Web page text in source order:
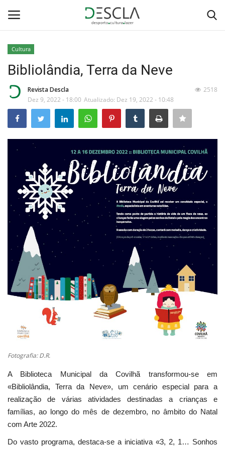
Home
...by Descla
Desporto
Contactos
Sobre Nós
Educação
Estatuto Editorial
Saúde
Ficha técnica
Ambiente
Cultura
Bibliolândia, Terra da Neve
Revista Descla
Dez 9, 2022 - 18:00 Atualizado: Dez 19, 2022 - 10:48
2518
Fotografia: D.R.
A Biblioteca Municipal da Covilhã transformou-se em
«Bibliolândia, Terra da Neve», um cenário especial para a
realização de várias atividades destinadas a crianças e
famílias, ao longo do mês de dezembro, no âmbito do Natal
com Arte 2022.
Do vasto programa, destaca-se a iniciativa «3, 2, 1… Sonhos